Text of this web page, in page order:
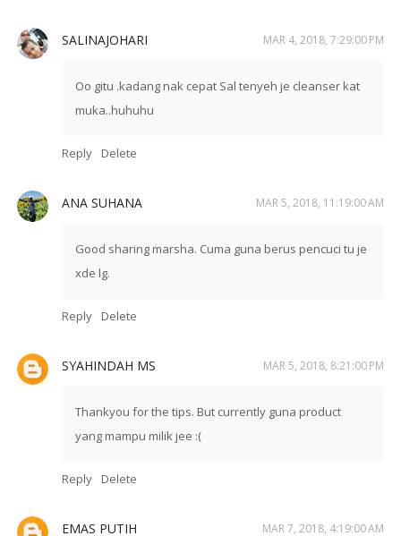
SALINAJOHARI MAR 4, 2018, 7:29:00 PM
Oo gitu .kadang nak cepat Sal tenyeh je cleanser kat
muka..huhuhu
Reply Delete
ANA SUHANA MAR 5, 2018, 11:19:00 AM
Good sharing marsha. Cuma guna berus pencuci tu je
xde lg.
Reply Delete
SYAHINDAH MS MAR 5, 2018, 8:21:00 PM
Thankyou for the tips. But currently guna product
yang mampu milik jee :(
Reply Delete
EMAS PUTIH MAR 7, 2018, 4:19:00 AM